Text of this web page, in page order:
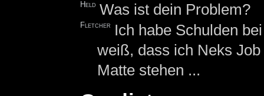
Held Was ist dein Problem?
Fletcher
Ich habe Schulden
weiß, dass ich Neks
Matte stehen ...